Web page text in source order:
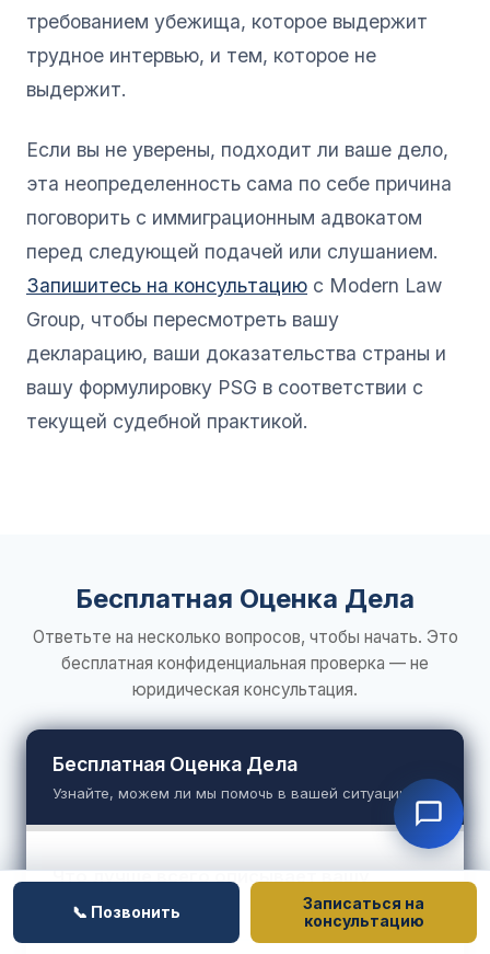
требованием убежища, которое выдержит
трудное интервью, и тем, которое не
выдержит.
Если вы не уверены, подходит ли ваше дело,
эта неопределенность сама по себе причина
поговорить с иммиграционным адвокатом
перед следующей подачей или слушанием.
Запишитесь на консультацию с Modern Law
Group, чтобы пересмотреть вашу
декларацию, ваши доказательства страны и
вашу формулировку PSG в соответствии с
текущей судебной практикой.
Бесплатная Оценка Дела
Ответьте на несколько вопросов, чтобы начать. Это
бесплатная конфиденциальная проверка — не
юридическая консультация.
Бесплатная Оценка Дела
Узнайте, можем ли мы помочь в вашей ситуации
Что лучше всего описывает вашу
ситуацию?
📞 Позвонить
Записаться на
консультацию